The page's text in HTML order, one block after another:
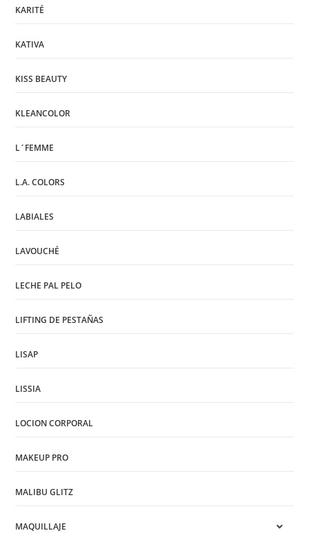
KARITÉ
KATIVA
KISS BEAUTY
KLEANCOLOR
L´FEMME
L.A. COLORS
LABIALES
LAVOUCHÉ
LECHE PAL PELO
LIFTING DE PESTAÑAS
LISAP
LISSIA
LOCION CORPORAL
MAKEUP PRO
MALIBU GLITZ
MAQUILLAJE